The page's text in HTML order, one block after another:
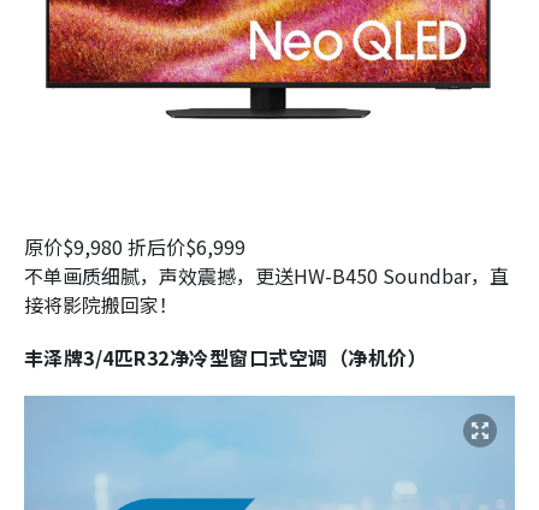
原价$9,980 折后价$6,999
不单画质细腻，声效震撼，更送HW-B450 Soundbar，直
接将影院搬回家！
丰泽牌3/4匹R32净冷型窗口式空调（净机价）